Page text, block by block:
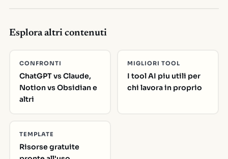
Esplora altri contenuti
CONFRONTI
ChatGPT vs Claude,
Notion vs Obsidian e
altri
MIGLIORI TOOL
I tool AI piu utili per
chi lavora in proprio
TEMPLATE
Risorse gratuite